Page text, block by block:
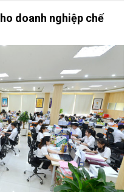
doanh nghiệp chế